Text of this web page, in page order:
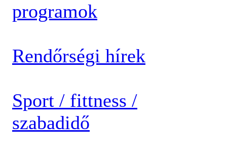
programok
Rendőrségi hírek
Sport / fittness /
szabadidő